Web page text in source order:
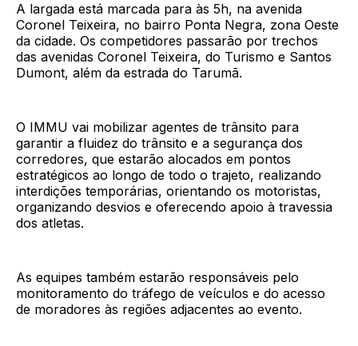
A largada está marcada para às 5h, na avenida
Coronel Teixeira, no bairro Ponta Negra, zona Oeste
da cidade. Os competidores passarão por trechos
das avenidas Coronel Teixeira, do Turismo e Santos
Dumont, além da estrada do Tarumã.
O IMMU vai mobilizar agentes de trânsito para
garantir a fluidez do trânsito e a segurança dos
corredores, que estarão alocados em pontos
estratégicos ao longo de todo o trajeto, realizando
interdições temporárias, orientando os motoristas,
organizando desvios e oferecendo apoio à travessia
dos atletas.
As equipes também estarão responsáveis pelo
monitoramento do tráfego de veículos e do acesso
de moradores às regiões adjacentes ao evento.